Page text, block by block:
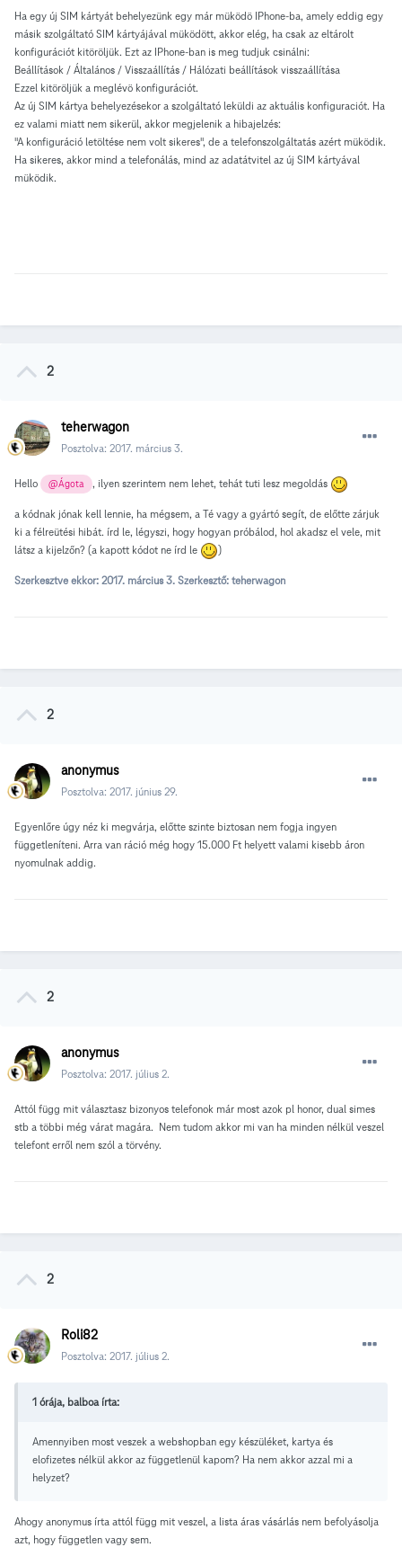
Ha egy új SIM kártyát behelyezünk egy már müködö IPhone-ba, amely eddig egy
másik szolgáltató SIM kártyájával müködött, akkor elég, ha csak az eltárolt
konfigurációt kitöröljük. Ezt az IPhone-ban is meg tudjuk csinálni:
Beállítások / Általános / Visszaállítás / Hálózati beállítások visszaállítása
Ezzel kitöröljük a meglévö konfigurációt.
Az új SIM kártya behelyezésekor a szolgáltató leküldi az aktuális konfiguraciót. Ha
ez valami miatt nem sikerül, akkor megjelenik a hibajelzés:
"A konfiguráció letöltése nem volt sikeres", de a telefonszolgáltatás azért müködik.
Ha sikeres, akkor mind a telefonálás, mind az adatátvitel az új SIM kártyával
müködik.
2
teherwagon
Posztolva: 2017. március 3.
Hello @Ágota , ilyen szerintem nem lehet, tehát tuti lesz megoldás
a kódnak jónak kell lennie, ha mégsem, a Té vagy a gyártó segít, de előtte zárjuk
ki a félreütési hibát. írd le, légyszi, hogy hogyan próbálod, hol akadsz el vele, mit
látsz a kijelzőn? (a kapott kódot ne írd le
)
Szerkesztve ekkor: 2017. március 3. Szerkesztő: teherwagon
2
anonymus
Posztolva: 2017. június 29.
Egyenlőre úgy néz ki megvárja, előtte szinte biztosan nem fogja ingyen
függetleníteni. Arra van ráció még hogy 15.000 Ft helyett valami kisebb áron
nyomulnak addig.
2
anonymus
Posztolva: 2017. július 2.
Attól függ mit választasz bizonyos telefonok már most azok pl honor, dual simes
stb a többi még várat magára. Nem tudom akkor mi van ha minden nélkül veszel
telefont erről nem szól a törvény.
2
Roli82
Posztolva: 2017. július 2.
1 órája, balboa írta:
Amennyiben most veszek a webshopban egy készüléket, kartya és
elofizetes nélkül akkor az függetlenül kapom? Ha nem akkor azzal mi a
helyzet?
Ahogy anonymus írta attól függ mit veszel, a lista áras vásárlás nem befolyásolja
azt, hogy független vagy sem.